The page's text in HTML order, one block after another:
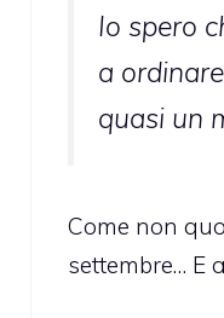
Io spero
a
quasi un
Come non
settembre… E